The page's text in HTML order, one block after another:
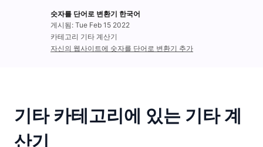
숫자를 단어로 변환기 한국어
게시됨: Tue Feb 15 2022
카테고리 기타 계산기
자신의 웹사이트에 숫자를 단어로 변환기 추가
기타 카테고리에 있는 기타 계
산기